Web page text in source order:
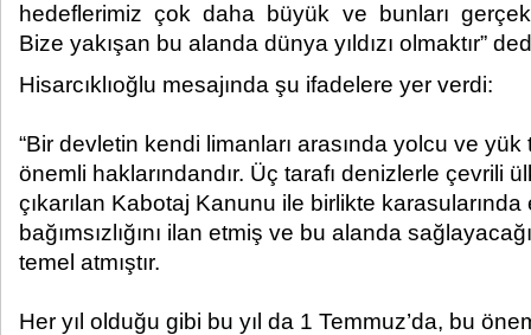
hedeflerimiz çok daha büyük ve bunları
Bize yakışan bu alanda dünya yıldızı olmaktır”
Hisarcıklıoğlu mesajında şu ifadelere yer verdi:
“Bir devletin kendi limanları arasında yolcu ve yük
önemli haklarındandır. Üç tarafı denizlerle çevrili
çıkarılan Kabotaj Kanunu ile birlikte
bağımsızlığını ilan etmiş ve bu alanda
temel atmıştır.
Her yıl olduğu gibi bu yıl da 1 Temmuz’da, bu